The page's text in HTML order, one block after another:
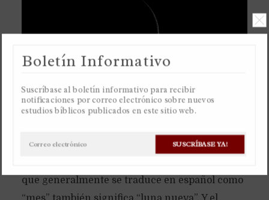
únicamente en la luna, un calendario lunar.
que generalmente se traduce en español como
SUSCRÍBASE YA!
Boletín Informativo
Suscríbase al boletín informativo para recibir
notificaciones por correo electrónico sobre nuevos
estudios bíblicos publicados en este sitio web.